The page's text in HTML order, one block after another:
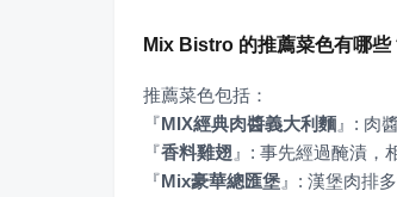
Mix Bistro 的推薦菜色有哪些
『MIX經典肉醬義大利麵 』
『香料雞翅 』
『Mix豪華總匯堡 』